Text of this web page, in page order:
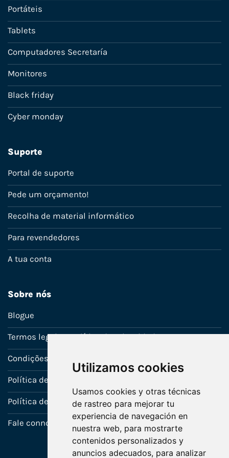
Utilizamos cookies
Usamos cookies y otras técnicas
de rastreo para mejorar tu
experiencia de navegación en
nuestra web, para mostrarte
contenidos personalizados y
anuncios adecuados, para analizar
Portáteis
Tablets
Computadores Secretaría
Monitores
Black friday
Cyber monday
Suporte
Portal de suporte
Pede um orçamento!
Recolha de material informático
Para revendedores
A tua conta
Sobre nós
Blogue
Termos legais e política de privacidade
Condições de venda
Política de Garantia
Política de utilização de cookies
Fale connosco